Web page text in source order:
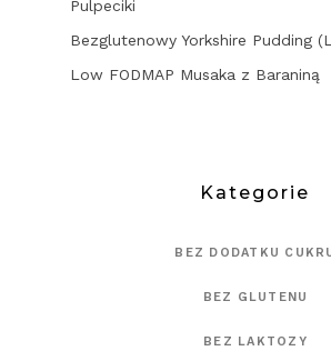
Pulpeciki
Bezglutenowy Yorkshire Pudding
Low FODMAP Musaka z Baraniną
Kategorie
BEZ DODATKU
BEZ GLUTENU
BEZ LAKTOZY